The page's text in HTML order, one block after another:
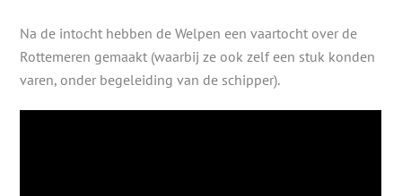
Na de intocht hebben de Welpen een vaartocht over de
Rottemeren gemaakt (waarbij ze ook zelf een stuk konden
varen, onder begeleiding van de schipper).